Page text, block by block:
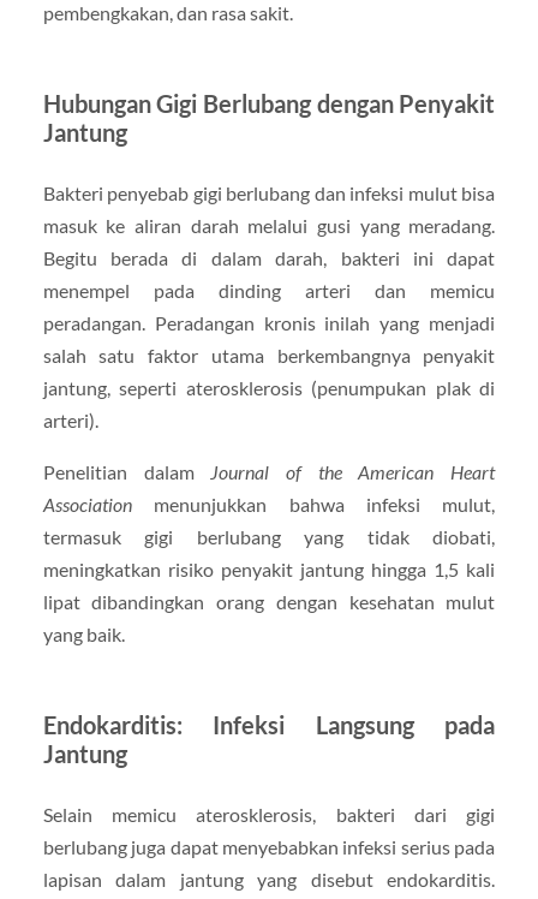
pembengkakan, dan rasa sakit.
Hubungan Gigi Berlubang dengan Penyakit
Jantung
Bakteri penyebab gigi berlubang dan infeksi mulut bisa
masuk ke aliran darah melalui gusi yang meradang.
Begitu berada di dalam darah, bakteri ini dapat
menempel pada dinding arteri dan memicu
peradangan. Peradangan kronis inilah yang menjadi
salah satu faktor utama berkembangnya penyakit
jantung, seperti aterosklerosis (penumpukan plak di
arteri).
Penelitian dalam Journal of the American Heart
Associationmenunjukkan bahwa infeksi mulut,
termasuk gigi berlubang yang tidak diobati,
meningkatkan risiko penyakit jantung hingga 1,5 kali
lipat dibandingkan orang dengan kesehatan mulut
yang baik.
Endokarditis: Infeksi Langsung pada
Jantung
Selain memicu aterosklerosis, bakteri dari gigi
berlubang juga dapat menyebabkan infeksi serius pada
lapisan dalam jantung yang disebut endokarditis.